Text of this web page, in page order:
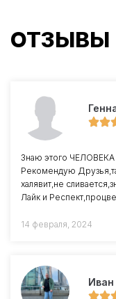
ОТЗЫВЫ
Знаю этого ЧЕЛОВЕКА
Рекомендую
халявит,не
Лайк и
14 февраля, 2024
Иван